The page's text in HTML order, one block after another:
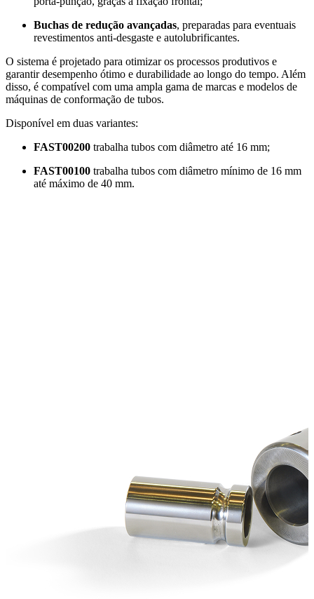
Buchas de redução avançadas, preparadas para eventuais
revestimentos anti-desgaste e autolubrificantes.
O sistema é projetado para otimizar os processos produtivos e
garantir desempenho ótimo e durabilidade ao longo do tempo. Além
disso, é compatível com uma ampla gama de marcas e modelos de
máquinas de conformação de tubos.
Disponível em duas variantes:
FAST00200 trabalha tubos com diâmetro até 16 mm;
FAST00100 trabalha tubos com diâmetro mínimo de 16 mm
até máximo de 40 mm.